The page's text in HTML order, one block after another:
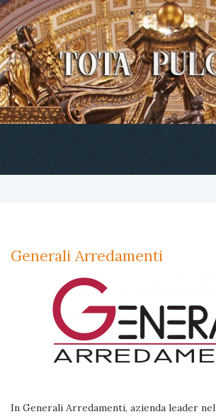
Generali Arredamenti
In Generali Arredamenti, azienda leader